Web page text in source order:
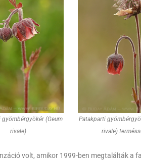
gyömbérgyökér (Geum
rivale)
Patakparti
rivale)
volt, amikor 1999-ben megtalálták a